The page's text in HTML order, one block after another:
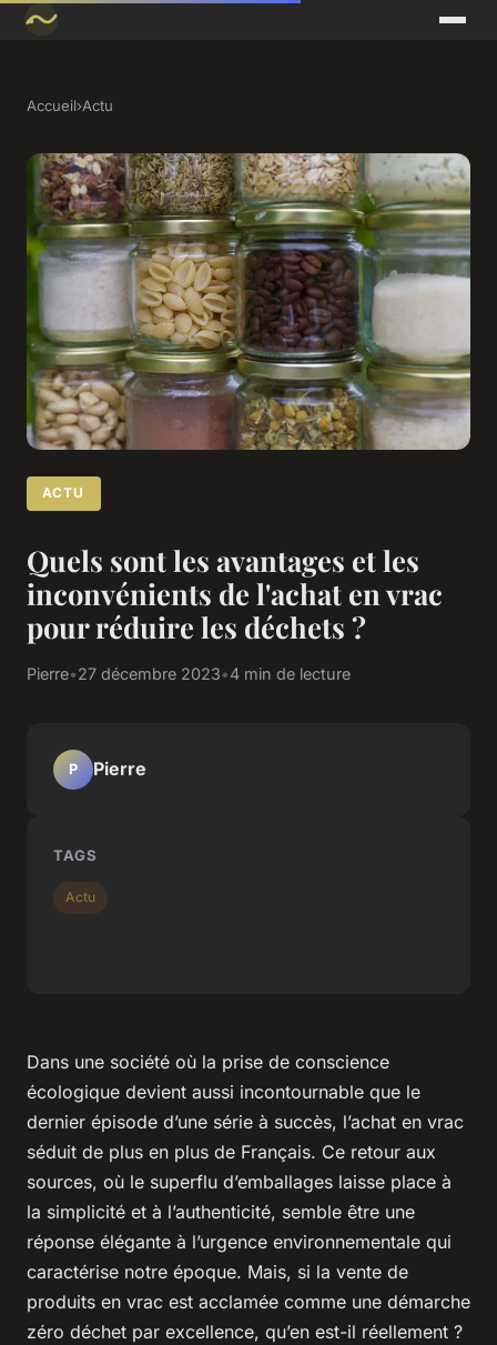
Accueil›Actu
ACTU
Quels sont les avantages et les
inconvénients de l'achat en vrac
pour réduire les déchets ?
Pierre•27 décembre 2023•4 min de lecture
Dans une société où la prise de conscience
écologique devient aussi incontournable que le
dernier épisode d’une série à succès, l’achat en vrac
séduit de plus en plus de Français. Ce retour aux
sources, où le superflu d’emballages laisse place à
la simplicité et à l’authenticité, semble être une
réponse élégante à l’urgence environnementale qui
caractérise notre époque. Mais, si la vente de
produits en vrac est acclamée comme une démarche
zéro déchet par excellence, qu’en est-il réellement ?
P Pierre
TAGS
Actu